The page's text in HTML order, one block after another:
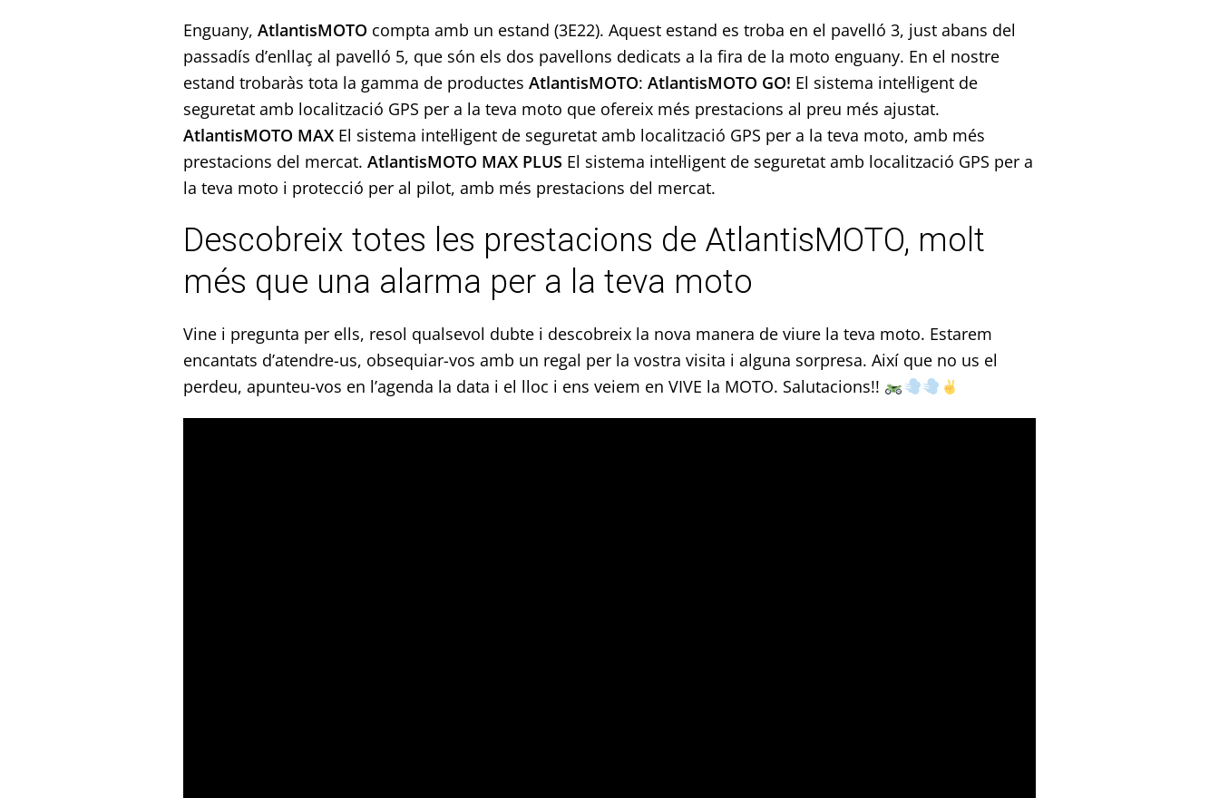
Enguany,AtlantisMOTO compta amb un estand (3E22). Aquest estand es troba en el pavelló 3, just abans del
passadís d’enllaç al pavelló 5, que són els dos pavellons dedicats a la fira de la moto enguany. En el nostre
estand trobaràs tota la gamma de productesAtlantisMOTO:AtlantisMOTO GO! El sistema intel·ligent de
seguretat amb localització GPS per a la teva moto que ofereix més prestacions al preu més ajustat.
AtlantisMOTO MAX El sistema intel·ligent de seguretat amb localització GPS per a la teva moto, amb més
prestacions del mercat.AtlantisMOTO MAX PLUS El sistema intel·ligent de seguretat amb localització GPS per a
la teva moto i protecció per al pilot, amb més prestacions del mercat.
Descobreix totes les prestacions de AtlantisMOTO, molt
més que una alarma per a la teva moto
Vine i pregunta per ells, resol qualsevol dubte i descobreix la nova manera de viure la teva moto. Estarem
encantats d’atendre-us, obsequiar-vos amb un regal per la vostra visita i alguna sorpresa. Així que no us el
perdeu, apunteu-vos en l’agenda la data i el lloc i ens veiem en VIVE la MOTO. Salutacions!!